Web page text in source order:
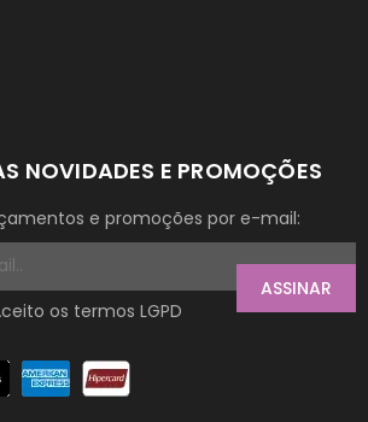
NOVIDADES E PROMOÇÕES
e promoções por e-mail:
ASSINAR
os termos LGPD